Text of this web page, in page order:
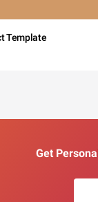
Template
Get